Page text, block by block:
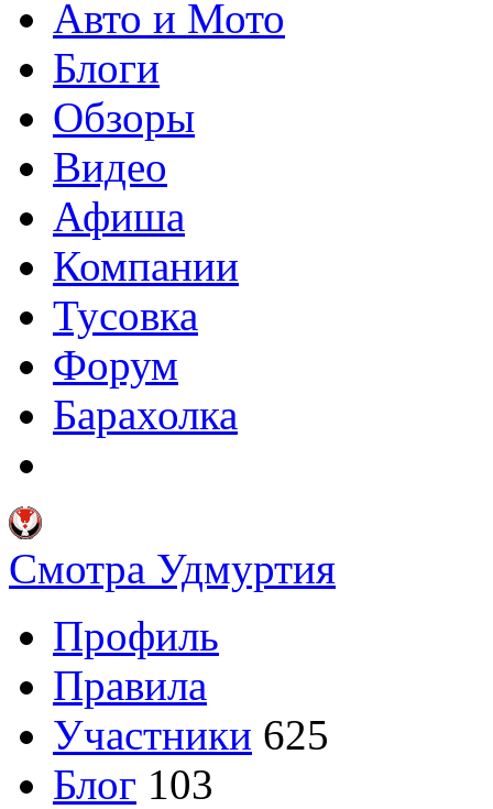
Авто и Мото
Блоги
Обзоры
Видео
Афиша
Компании
Тусовка
Форум
Барахолка
Смотра Удмуртия
Профиль
Правила
Участники 625
Блог 103